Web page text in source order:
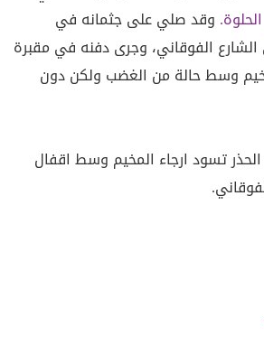
وقد صلي على جثمانه في
الفوقاني، وجرى دفنه في مقبرة
وسط حالة من الغضب ولكن دون
الحذر تسود ارجاء المخيم وسط اقفال